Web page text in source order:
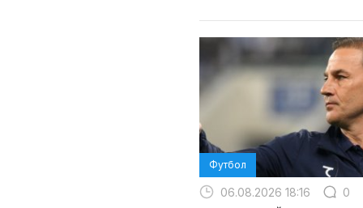
Футбол
06.08.2026 18:16 0